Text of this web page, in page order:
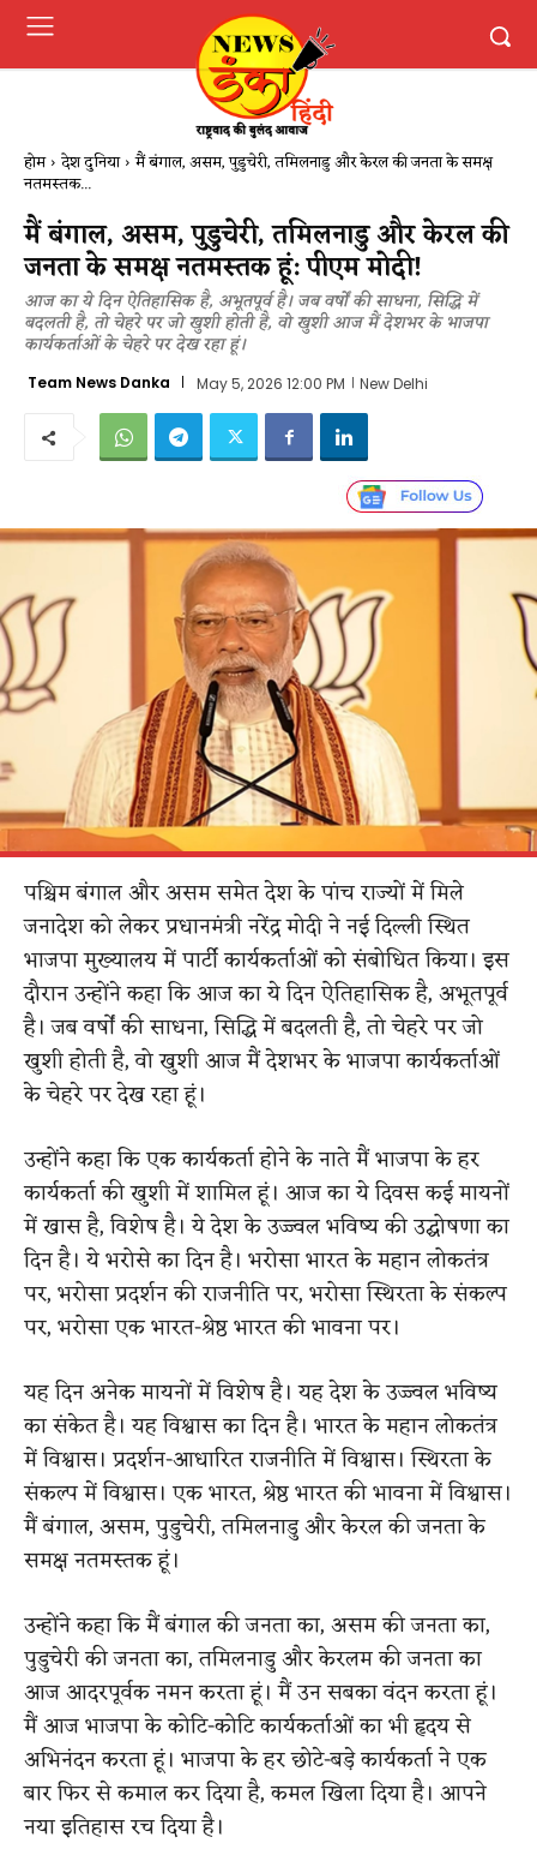
होम देश दुनिया मैं बंगाल, असम, पुडुचेरी, तमिलनाडु और केरल की जनता के समक्ष
नतमस्तक...
मैं बंगाल, असम, पुडुचेरी, तमिलनाडु और केरल की
जनता के समक्ष नतमस्तक हूं: पीएम मोदी!
आज का ये दिन ऐतिहासिक है, अभूतपूर्व है। जब वर्षों की साधना, सिद्धि में
बदलती है, तो चेहरे पर जो खुशी होती है, वो खुशी आज मैं देशभर के भाजपा
कार्यकर्ताओं के चेहरे पर देख रहा हूं।
Team News Danka May 5, 2026 12:00 PM New Delhi
पश्चिम बंगाल और असम समेत देश के पांच राज्यों में मिले
जनादेश को लेकर प्रधानमंत्री नरेंद्र मोदी ने नई दिल्ली स्थित
भाजपा मुख्यालय में पार्टी कार्यकर्ताओं को संबोधित किया। इस
दौरान उन्होंने कहा कि आज का ये दिन ऐतिहासिक है, अभूतपूर्व
है। जब वर्षों की साधना, सिद्धि में बदलती है, तो चेहरे पर जो
खुशी होती है, वो खुशी आज मैं देशभर के भाजपा कार्यकर्ताओं
के चेहरे पर देख रहा हूं।
उन्होंने कहा कि एक कार्यकर्ता होने के नाते मैं भाजपा के हर
कार्यकर्ता की खुशी में शामिल हूं। आज का ये दिवस कई मायनों
में खास है, विशेष है। ये देश के उज्ज्वल भविष्य की उद्घोषणा का
दिन है। ये भरोसे का दिन है। भरोसा भारत के महान लोकतंत्र
पर, भरोसा प्रदर्शन की राजनीति पर, भरोसा स्थिरता के संकल्प
पर, भरोसा एक भारत-श्रेष्ठ भारत की भावना पर।
यह दिन अनेक मायनों में विशेष है। यह देश के उज्ज्वल भविष्य
का संकेत है। यह विश्वास का दिन है। भारत के महान लोकतंत्र
में विश्वास। प्रदर्शन-आधारित राजनीति में विश्वास। स्थिरता के
संकल्प में विश्वास। एक भारत, श्रेष्ठ भारत की भावना में विश्वास।
मैं बंगाल, असम, पुडुचेरी, तमिलनाडु और केरल की जनता के
समक्ष नतमस्तक हूं।
उन्होंने कहा कि मैं बंगाल की जनता का, असम की जनता का,
पुडुचेरी की जनता का, तमिलनाडु और केरलम की जनता का
आज आदरपूर्वक नमन करता हूं। मैं उन सबका वंदन करता हूं।
मैं आज भाजपा के कोटि-कोटि कार्यकर्ताओं का भी हृदय से
अभिनंदन करता हूं। भाजपा के हर छोटे-बड़े कार्यकर्ता ने एक
बार फिर से कमाल कर दिया है, कमल खिला दिया है। आपने
नया इतिहास रच दिया है।